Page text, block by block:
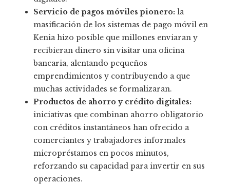
Servicio de pagos móviles pionero: la
masificación de los sistemas de pago móvil en
Kenia hizo posible que millones enviaran y
recibieran dinero sin visitar una oficina
bancaria, alentando pequeños
emprendimientos y contribuyendo a que
muchas actividades se formalizaran.
Productos de ahorro y crédito digitales:
iniciativas que combinan ahorro obligatorio
con créditos instantáneos han ofrecido a
comerciantes y trabajadores informales
micropréstamos en pocos minutos,
reforzando su capacidad para invertir en sus
operaciones.